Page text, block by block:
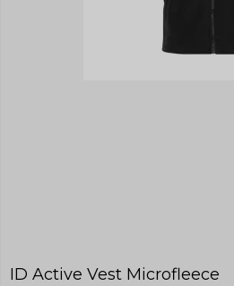
ID Active Vest Microfleece